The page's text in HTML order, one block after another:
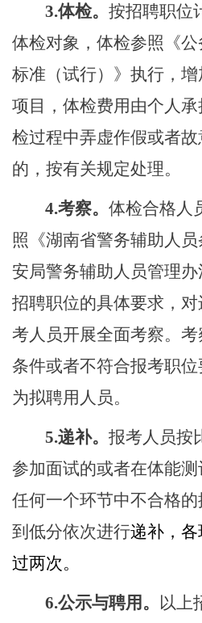
3.体检。 按招聘职位
体检对象，体检参照《
标准（试行）》执行，
项目，体检费用由个人
检过程中弄虚作假或者
的，按有关规定处理。
4.考察。 体检合格人
照《湖南省警务辅助人
安局警务辅助人员管理
招聘职位的具体要求，
考人员开展全面考察。
条件或者不符合报考职
为拟聘用人员。
5.递补。 报考人员按
参加面试的或者在体能
任何一个环节中不合格
到低分依次进行递补，
过两次。
6.公示与聘用。
以上